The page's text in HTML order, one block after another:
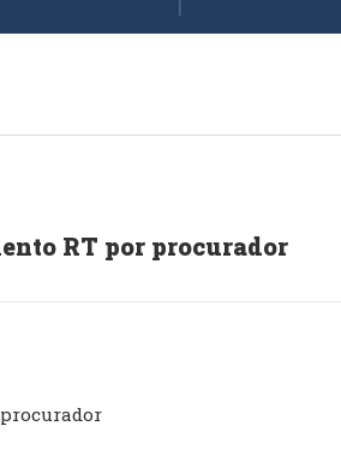
RT por procurador